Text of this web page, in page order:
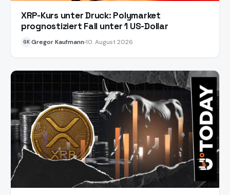
XRP-Kurs unter Druck: Polymarket
prognostiziert Fall unter 1 US-Dollar
GK Gregor Kaufmann10. August 2026